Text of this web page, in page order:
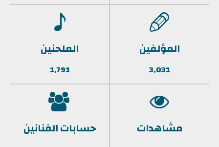
المؤلفين
3,031
الملحنين
1,791
مشاهدات حسابات الفنانين